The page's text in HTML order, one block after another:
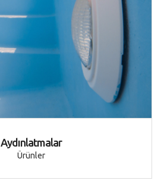
Aydınlatmalar
Ürünler